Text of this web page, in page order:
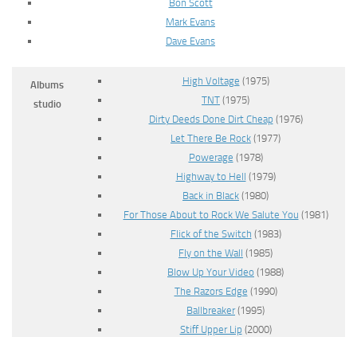
Bon Scott
Mark Evans
Dave Evans
Albums
studio
High Voltage (1975)
TNT (1975)
Dirty Deeds Done Dirt Cheap (1976)
Let There Be Rock (1977)
Powerage (1978)
Highway to Hell (1979)
Back in Black (1980)
For Those About to Rock We Salute You (1981)
Flick of the Switch (1983)
Fly on the Wall (1985)
Blow Up Your Video (1988)
The Razors Edge (1990)
Ballbreaker(1995)
Stiff Upper Lip (2000)